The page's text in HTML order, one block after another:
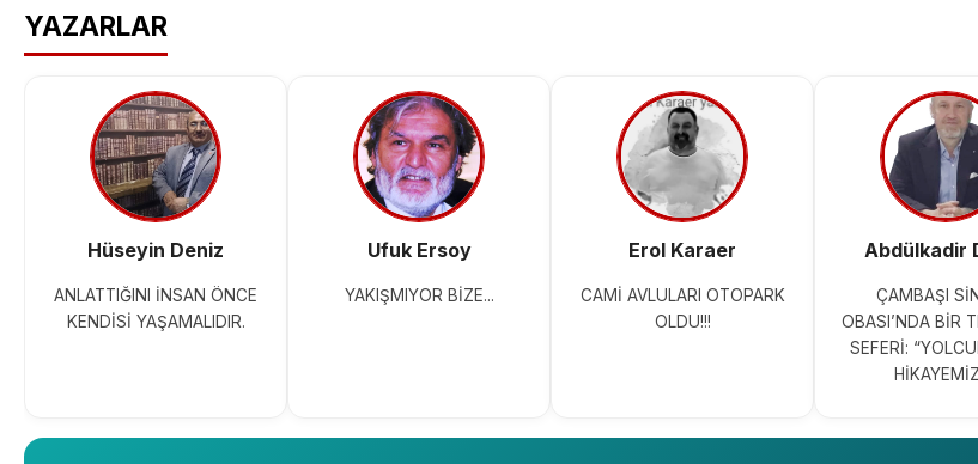
YAZARLAR
Hüseyin Deniz
ANLATTIĞINI İNSAN ÖNCE
KENDİSİ YAŞAMALIDIR.
Ufuk Ersoy
YAKIŞMIYOR BİZE...
Erol Karaer
CAMİ AVLULARI OTOPARK
OLDU!!!
Abdülkadir
ÇAMBAŞI
OBASI’NDA BİR
SEFERİ: